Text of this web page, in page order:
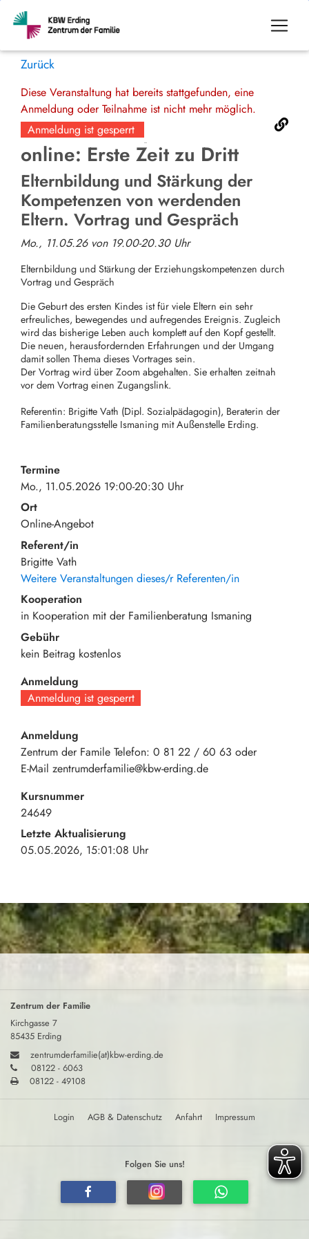
Zurück
Diese Veranstaltung hat bereits stattgefunden, eine
Anmeldung oder Teilnahme ist nicht mehr möglich.
Anmeldung ist gesperrt
online: Erste Zeit zu Dritt
Elternbildung und Stärkung der
Kompetenzen von werdenden
Eltern. Vortrag und Gespräch
Mo., 11.05.26 von 19.00-20.30 Uhr
Elternbildung und Stärkung der Erziehungskompetenzen durch
Vortrag und Gespräch
Die Geburt des ersten Kindes ist für viele Eltern ein sehr
erfreuliches, bewegendes und aufregendes Ereignis. Zugleich
wird das bisherige Leben auch komplett auf den Kopf gestellt.
Die neuen, herausfordernden Erfahrungen und der Umgang
damit sollen Thema dieses Vortrages sein.
Der Vortrag wird über Zoom abgehalten. Sie erhalten zeitnah
vor dem Vortrag einen Zugangslink.
Referentin: Brigitte Vath (Dipl. Sozialpädagogin), Beraterin der
Familienberatungsstelle Ismaning mit Außenstelle Erding.
Termine
Mo., 11.05.2026 19:00-20:30 Uhr
Ort
Online-Angebot
Referent/in
Brigitte Vath
Weitere Veranstaltungen dieses/r Referenten/in
Kooperation
in Kooperation mit der Familienberatung Ismaning
Gebühr
kein Beitrag kostenlos
Anmeldung
Anmeldung ist gesperrt
Anmeldung
Zentrum der Famile Telefon: 0 81 22 / 60 63 oder
E-Mail zentrumderfamilie@kbw-erding.de
Kursnummer
24649
Letzte Aktualisierung
05.05.2026, 15:01:08 Uhr
Zentrum der Familie
Kirchgasse 7
85435 Erding
zentrumderfamilie(at)kbw-erding.de
08122 - 6063
08122 - 49108
Login AGB & Datenschutz Anfahrt Impressum
Folgen Sie uns!